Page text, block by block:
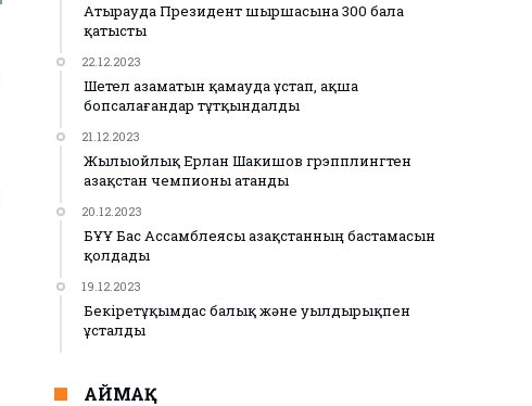
Атырауда Президент шыршасына 300 бала
қатысты
22.12.2023
Шетел азаматын қамауда ұстап, ақша
бопсалағандар тұтқындалды
21.12.2023
Жылыойлық Ерлан Шакишов грэпплингтен
Қазақстан чемпионы атанды
20.12.2023
БҰҰ Бас Ассамблеясы Қазақстанның бастамасын
қолдады
19.12.2023
Бекіретұқымдас балық және уылдырықпен
ұсталды
АЙМАҚ